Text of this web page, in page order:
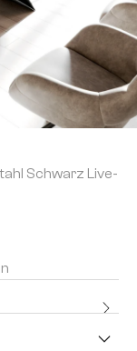
Schwarz Live-